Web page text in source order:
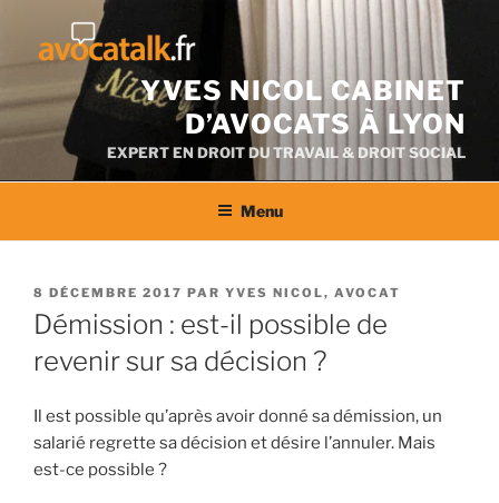
contenu
YVES NICOL CABINET
D’AVOCATS À LYON
EXPERT EN DROIT DU TRAVAIL & DROIT SOCIAL
Menu
PUBLIÉ
LE
8 DÉCEMBRE 2017 PAR YVES NICOL, AVOCAT
Démission : est-il possible de
revenir sur sa décision ?
Il est possible qu’après avoir donné sa démission, un
salarié regrette sa décision et désire l’annuler. Mais
est-ce possible ?